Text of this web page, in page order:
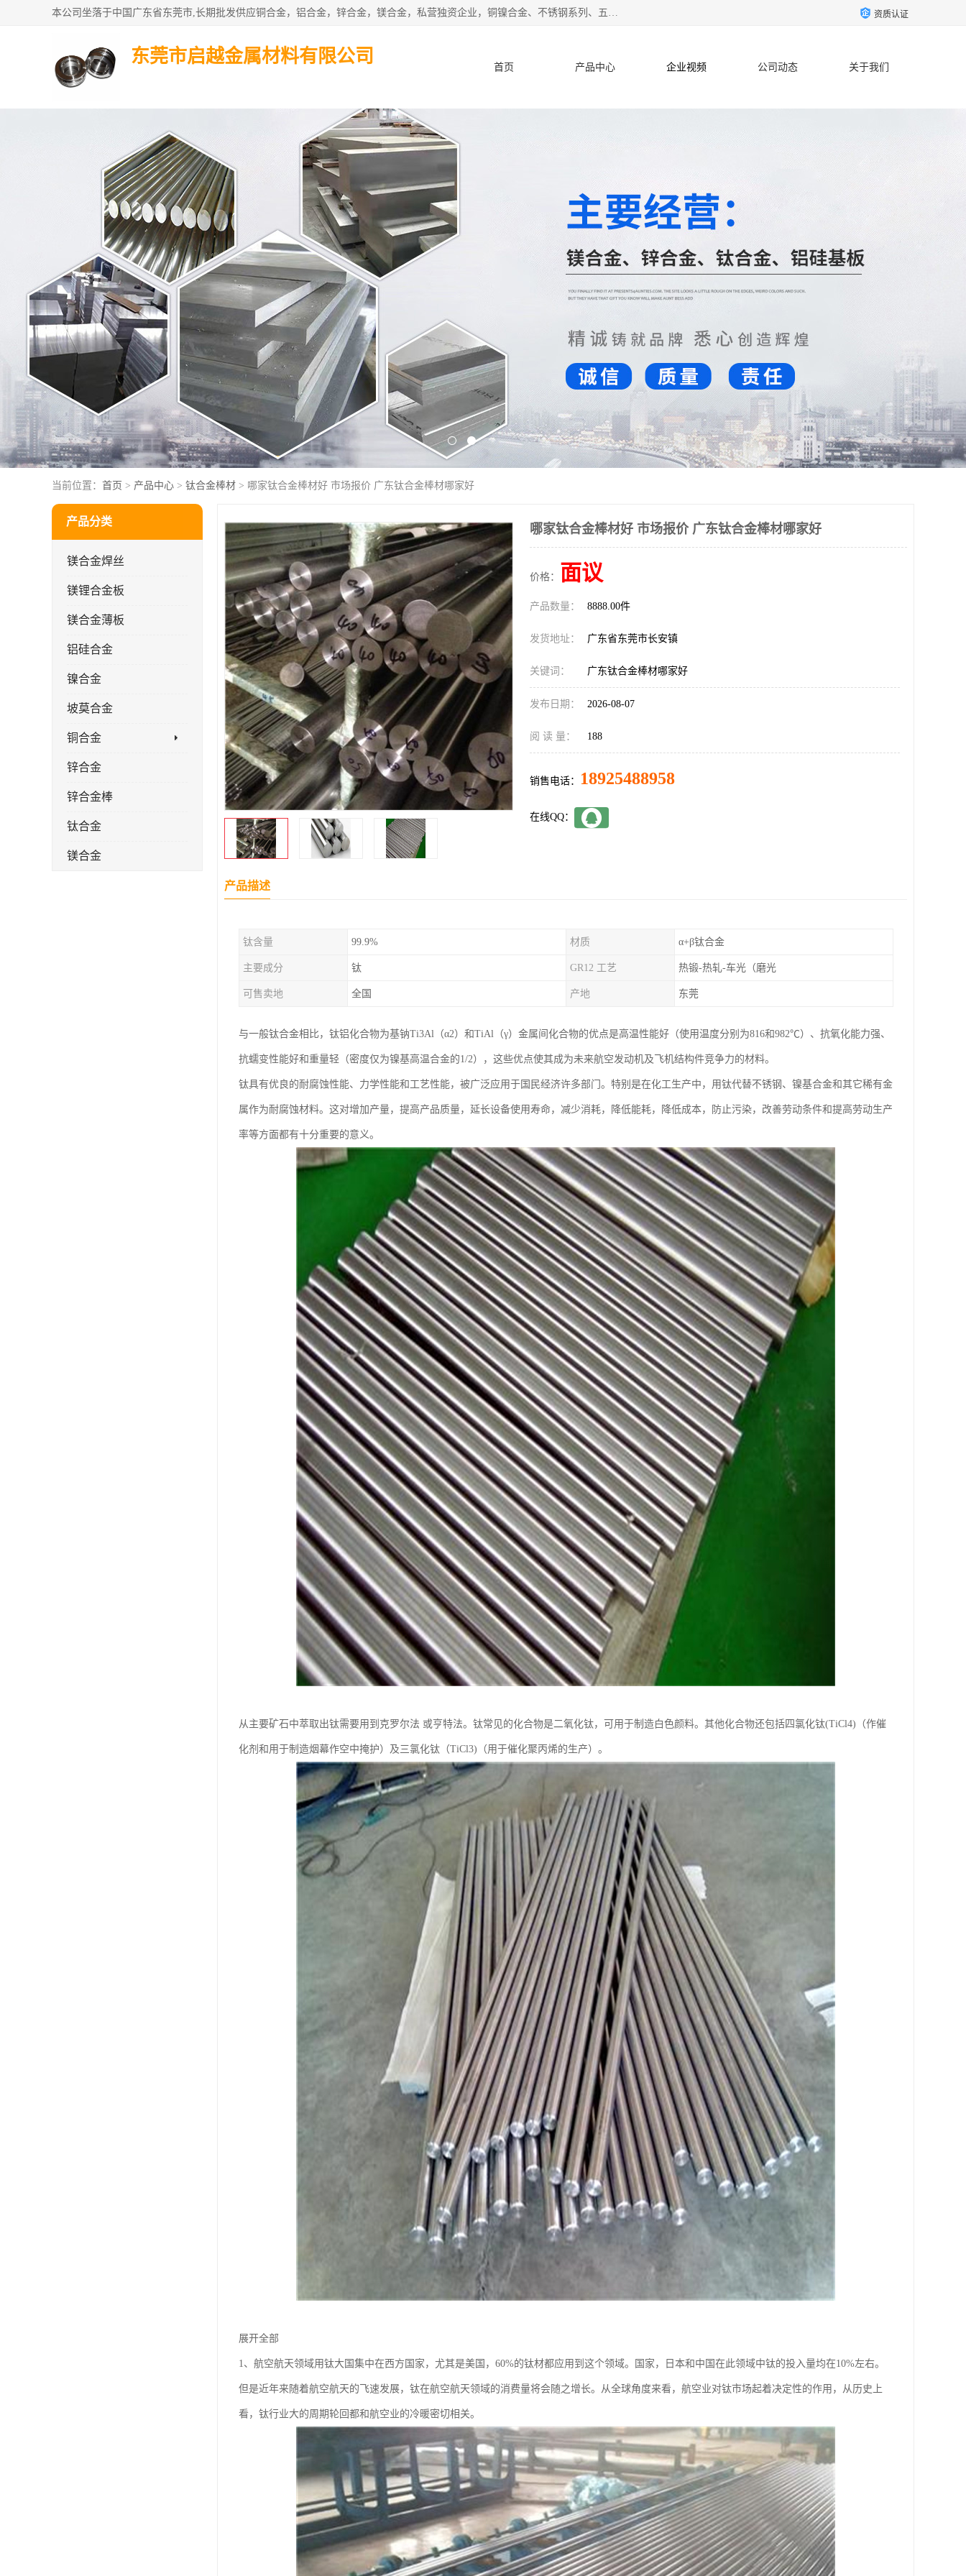
本公司坐落于中国广东省东莞市,长期批发供应铜合金，铝合金，锌合金，镁合金，私营独资企业，铜镍合金、不锈钢系列、五金冲压材料、进口金属材料、钨钢、高速钢、白钢刀、铝系列材料、铝镁合金、锰钢片等，启越是一家经国家相关部门批准注册的企业。公司以雄厚的实力、合理的厂家、优良的服务与多家企业建立了长期的合作关系。欢迎前来参观、考察、洽谈业务。 金属材料...,欢迎惠顾！ 资质认证
东莞市启越金属材料有限公司
首页 产品中心 企业视频 公司动态 关于我们
当前位置： 首页 > 产品中心 > 钛合金棒材 > 哪家钛合金棒材好 市场报价 广东钛合金棒材哪家好
产品分类
镁合金焊丝
镁锂合金板
镁合金薄板
铝硅合金
镍合金
坡莫合金
铜合金
锌合金
锌合金棒
钛合金
镁合金
哪家钛合金棒材好 市场报价 广东钛合金棒材哪家好
价格： 面议
产品数量： 8888.00件
发货地址： 广东省东莞市长安镇
关键词： 广东钛合金棒材哪家好
发布日期： 2026-08-07
阅 读 量： 188
销售电话： 18925488958
在线QQ：
产品描述
钛含量 99.9% 材质 α+β钛合金
主要成分 钛 GR12 工艺 热锻-热轧-车光（磨光
可售卖地 全国 产地 东莞
与一般钛合金相比，钛铝化合物为基钠Ti3Al（α2）和TiAl（γ）金属间化合物的优点是高温性能好（使用温度分别为816和982℃）、抗氧化能力强、
抗蠕变性能好和重量轻（密度仅为镍基高温合金的1/2），这些优点使其成为未来航空发动机及飞机结构件竞争力的材料。
钛具有优良的耐腐蚀性能、力学性能和工艺性能，被广泛应用于国民经济许多部门。特别是在化工生产中，用钛代替不锈钢、镍基合金和其它稀有金
属作为耐腐蚀材料。这对增加产量，提高产品质量，延长设备使用寿命，减少消耗，降低能耗，降低成本，防止污染，改善劳动条件和提高劳动生产
率等方面都有十分重要的意义。
从主要矿石中萃取出钛需要用到克罗尔法 或亨特法。钛常见的化合物是二氧化钛，可用于制造白色颜料。其他化合物还包括四氯化钛(TiCl4)（作催
化剂和用于制造烟幕作空中掩护）及三氯化钛（TiCl3)（用于催化聚丙烯的生产）。
展开全部
1、航空航天领域用钛大国集中在西方国家，尤其是美国，60%的钛材都应用到这个领域。国家，日本和中国在此领域中钛的投入量均在10%左右。
但是近年来随着航空航天的飞速发展，钛在航空航天领域的消费量将会随之增长。从全球角度来看，航空业对钛市场起着决定性的作用，从历史上
看，钛行业大的周期轮回都和航空业的冷暖密切相关。